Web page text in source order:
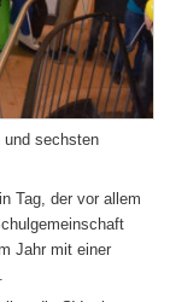
und sechsten
Tag, der vor allem
Jahr mit einer